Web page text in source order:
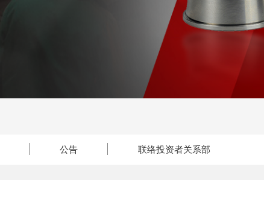
公告 联络投资者关系部